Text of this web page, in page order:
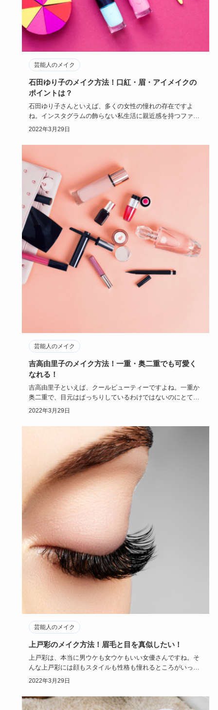
芸能人のメイク
石田ゆり子のメイク方法！口紅・眉・アイメイクの
ポイントは？
石田ゆり子さんといえば、多くの女性の憧れの存在ですよ
ね。インスタグラムの飾らない私生活に親近感を持つファン
の方も多いのでは…
2022年3月29日
芸能人のメイク
吉高由里子のメイク方法！一重・奥二重でも可愛く
なれる！
吉高由里子といえば、クールビューティーですよね。一重か
奥二重で、目元はぱっちりしているわけではないのにとても
美人という印象…
2022年3月29日
芸能人のメイク
上戸彩のメイク方法！眉毛と目を真似したい！
上戸彩は、本当に男ウケも女ウケもいい女優さんですね。そ
んな上戸彩には顔もスタイルも性格も憧れるところがいっぱ
いあると思いま…
2022年3月29日